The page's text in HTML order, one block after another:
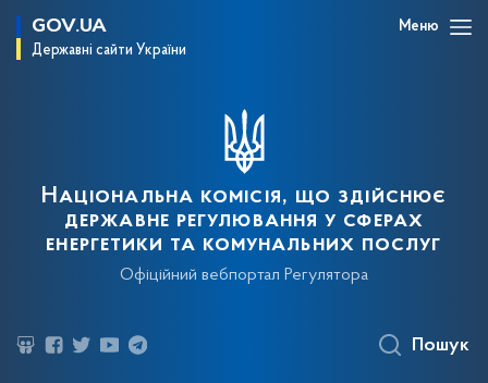
GOV.UA
Державні сайти України
Меню
Національна комісія, що здійснює
державне регулювання у сферах
енергетики та комунальних послуг
Офіційний вебпортал Регулятора
Пошук